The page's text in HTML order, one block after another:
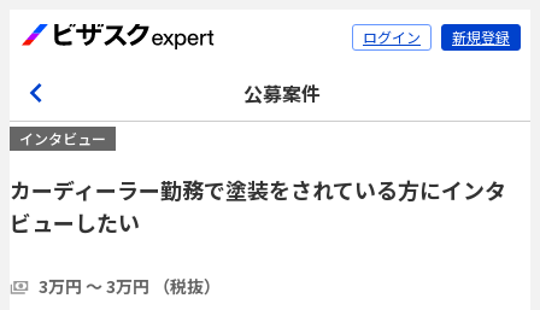
ログイン 新規登録
公募案件
インタビュー
カーディーラー勤務で塗装をされている方にインタ
ビューしたい
3万円 〜 3万円 （税抜）